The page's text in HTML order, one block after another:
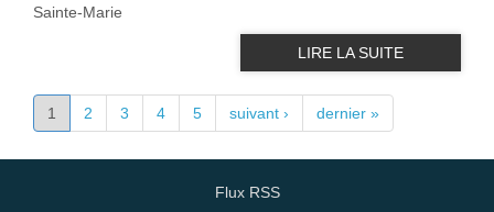
Sainte-Marie
LIRE LA SUITE
PAGES
1 2 3 4 5 suivant › dernier »
Flux RSS